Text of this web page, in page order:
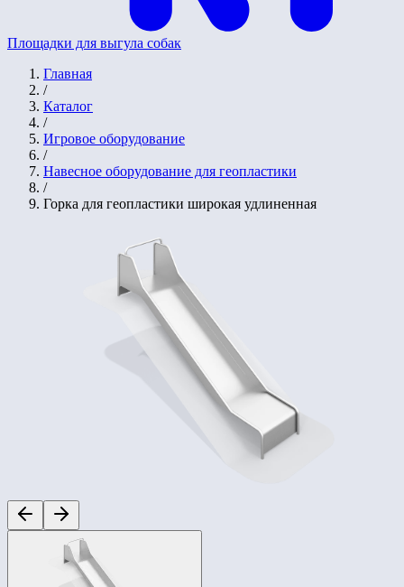
Площадки для выгула собак
Главная
/
Каталог
/
Игровое оборудование
/
Навесное оборудование для геопластики
/
Горка для геопластики широкая удлиненная